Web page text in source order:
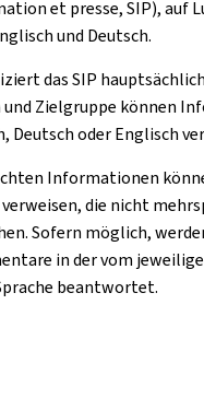
et presse, SIP), auf
und Deutsch.
das SIP
Zielgruppe können
Deutsch oder Englisch
Informationen
die nicht
Sofern möglich,
in der vom
beantwortet.